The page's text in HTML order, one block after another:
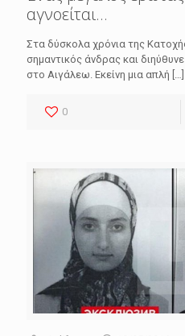
αγνοείται…
Στα δύσκολα χρόνια της
σημαντικός άνδρας και
στο Αιγάλεω. Εκείνη μια απλή
0